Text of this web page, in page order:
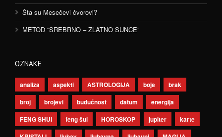
Šta su Mesečevi čvorovi?
METOD “SREBRNO – ZLATNO SUNCE”
OZNAKE
analiza aspekti ASTROLOGIJA boje
brak
broj
brojevi budućnost datum
energija
FENG SHUI
feng šui HOROSKOP jupiter
karte